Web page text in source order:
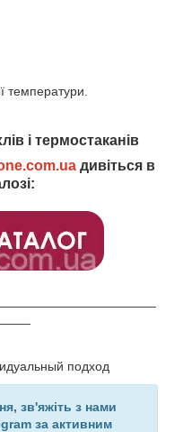
температури.
і термостаканів
дивіться в
зв'яжіть з нами
за активним